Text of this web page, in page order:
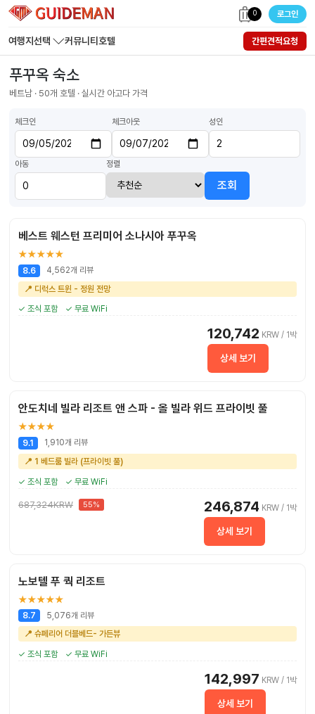
0 로그인
여행지선택 커뮤니티 호텔 간편견적요청
푸꾸옥 숙소
베트남 · 50개 호텔 · 실시간 아고다 가격
체크인 체크아웃 성인
아동 정렬
조회
베스트 웨스턴 프리미어 소나시아 푸꾸옥
★★★★★
8.6
4,562개 리뷰
📍 디럭스 트윈 - 정원 전망
✓ 조식 포함 ✓ 무료 WiFi
120,742 KRW / 1박
상세 보기
안도치네 빌라 리조트 앤 스파 - 올 빌라 위드 프라이빗 풀
★★★★
9.1
1,910개 리뷰
📍 1 베드룸 빌라 (프라이빗 풀)
✓ 조식 포함 ✓ 무료 WiFi
687,324KRW 55% 246,874 KRW / 1박
상세 보기
노보텔 푸 쿽 리조트
★★★★★
8.7
5,076개 리뷰
📍 슈페리어 더블베드- 가든뷰
✓ 조식 포함 ✓ 무료 WiFi
142,997 KRW / 1박
상세 보기